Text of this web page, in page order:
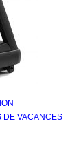
DE VACANCES